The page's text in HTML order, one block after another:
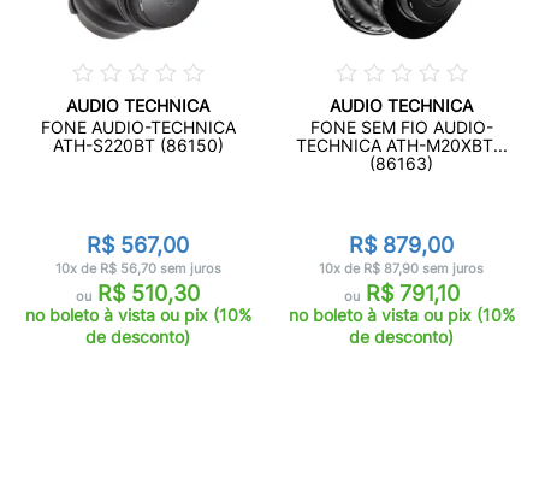
AUDIO TECHNICA
FONE AUDIO-TECHNICA
ATH-S220BT (86150)
R$ 567,00
10x de R$ 56,70 sem juros
ou R$ 510,30
no boleto à vista ou pix (10%
de desconto)
AUDIO TECHNICA
FONE SEM FIO AUDIO-
TECHNICA ATH-M20XBT...
(86163)
R$ 879,00
10x de R$ 87,90 sem juros
ouR$ 791,10
no boleto à vista ou pix (10%
de desconto)